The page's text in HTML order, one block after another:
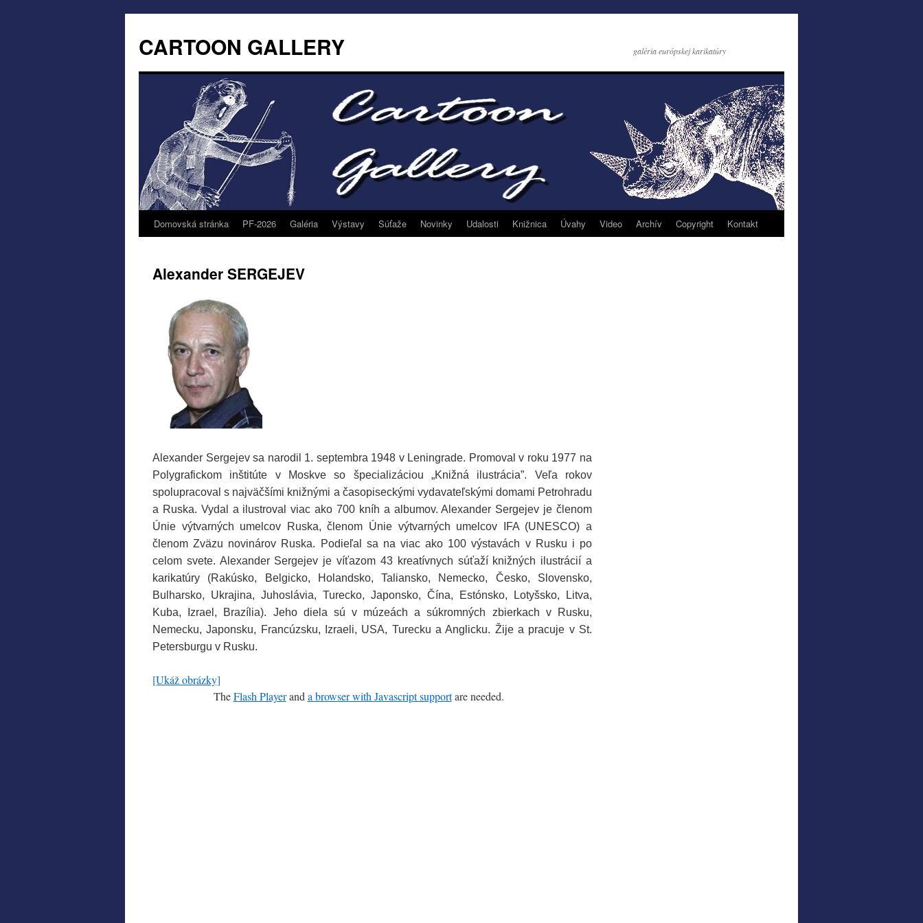
CARTOON GALLERY galéria európskej karikatúry
Domovská stránka PF-2026 Galéria Výstavy Súťaže Novinky Udalosti Knižnica Úvahy Video Archív Copyright Kontakt
Alexander SERGEJEV
Alexander Sergejev sa narodil 1. septembra 1948 v Leningrade. Promoval v roku 1977 na
Polygrafickom inštitúte v Moskve so špecializáciou „Knižná ilustrácia”. Veľa rokov
spolupracoval s najväčšími knižnými a časopiseckými vydavateľskými domami Petrohradu
a Ruska. Vydal a ilustroval viac ako 700 kníh a albumov. Alexander Sergejev je členom
Únie výtvarných umelcov Ruska, členom Únie výtvarných umelcov IFA (UNESCO) a
členom Zväzu novinárov Ruska. Podieľal sa na viac ako 100 výstavách v Rusku i po
celom svete. Alexander Sergejev je víťazom 43 kreatívnych súťaží knižných ilustrácií a
karikatúry (Rakúsko, Belgicko, Holandsko, Taliansko, Nemecko, Česko, Slovensko,
Bulharsko, Ukrajina, Juhoslávia, Turecko, Japonsko, Čína, Estónsko, Lotyšsko, Litva,
Kuba, Izrael, Brazília). Jeho diela sú v múzeách a súkromných zbierkach v Rusku,
Nemecku, Japonsku, Francúzsku, Izraeli, USA, Turecku a Anglicku. Žije a pracuje v St.
Petersburgu v Rusku.
[Ukáž obrázky]
TheFlash Playerand a browser with Javascript supportare needed.